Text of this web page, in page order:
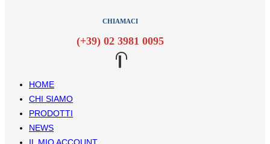
CHIAMACI
(+39) 02 3981 0095
HOME
CHI SIAMO
PRODOTTI
NEWS